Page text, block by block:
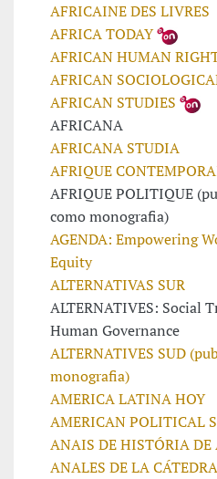
AFRICAINE DES LIVRES
AFRICA TODAY
AFRICAN HUMAN
AFRICAN
AFRICAN STUDIES
AFRICANA
AFRICANA STUDIA
AFRIQUE
AFRIQUE POLITIQUE
como monografia)
AGENDA: Empowering
Equity
ALTERNATIVAS SUR
ALTERNATIVES: Social
Human Governance
ALTERNATIVES SUD
monografia)
AMERICA LATINA HOY
AMERICAN POLITICAL
ANAIS DE HISTÓRIA
ANALES DE LA